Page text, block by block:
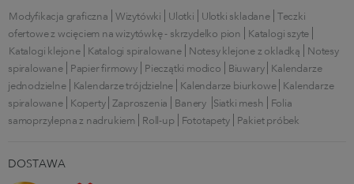
Modyfikacja graficzna Wizytówki Ulotki Ulotki składane Teczki
ofertowe z wcięciem na wizytówkę - skrzydełko pion
Katalogi szyte
Katalogi klejone
Katalogi spiralowane Notesy klejone z okładką
Notesy
spiralowane
Papier firmowy Pieczątki modico Biuwary Kalendarze
jednodzielne
Kalendarze trójdzielne Kalendarze biurkowe Kalendarze
spiralowane
Koperty Zaproszenia Banery Siatki mesh
Folia
samoprzylepna z nadrukiem
Roll-up Fototapety Pakiet próbek
DOSTAWA